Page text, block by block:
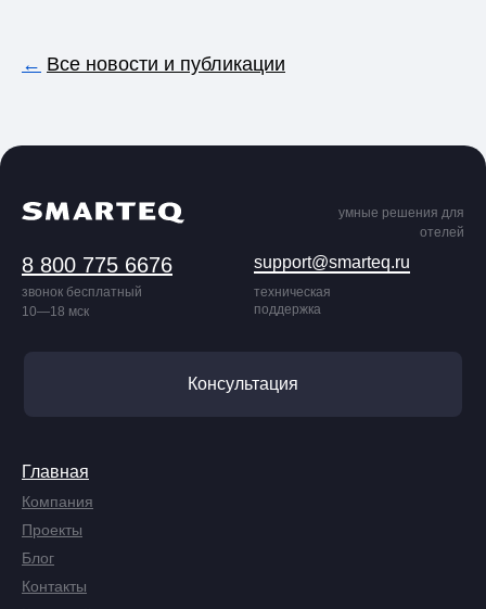
← Все новости и публикации
умные решения для
отелей
Главная
Компания
Проекты
Блог
Контакты
8 800 775 6676
звонок бесплатный
10—18 мск
support@smarteq.ru
техническая
поддержка
Консультация